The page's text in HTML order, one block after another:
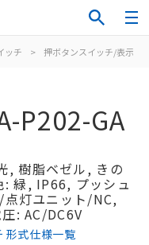
ッチ > 押ボタンスイッチ/表示灯
P202-GA
, 樹脂ベゼル, きの
: 緑, IP66, プッシュ
灯ユニット/NC,
: AC/DC6V
形式仕様一覧